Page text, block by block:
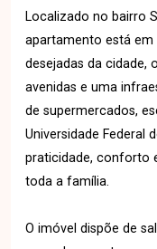
Localizado no bairro
apartamento está em
desejadas da cidade,
avenidas e uma
de supermercados,
Universidade Federal
praticidade, conforto
toda a família.
O imóvel dispõe de